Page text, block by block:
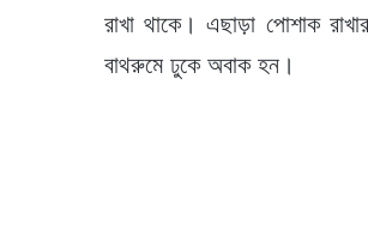
রাখা থাকে। এছাড়া পোশাক
বাথরুমে ঢুকে অবাক হন।